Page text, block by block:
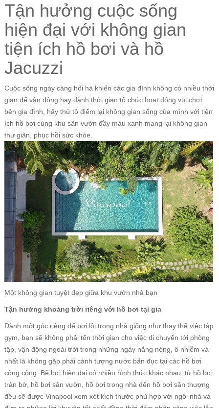
Tận hưởng cuộc sống
hiện đại với không gian
tiện ích hồ bơi và hồ
Jacuzzi
Cuộc sống ngày càng hối hả khiến các gia đình không có nhiều thời
gian để vận động hay dành thời gian tổ chức hoạt động vui chơi
bên gia đình, hãy thử tô điểm lại không gian sống của mình với tiện
ích hồ bơi cùng khu sân vườn đầy màu xanh mang lại không gian
thư giãn, phục hồi sức khỏe.
Một không gian tuyệt đẹp giữa khu vườn nhà bạn
Tận hưởng khoảng trời riêng với hồ bơi tại gia
Dành một góc riêng để bơi lội trong nhà giống như thay thế việc tập
gym, bạn sẽ không phải tốn thời gian cho việc di chuyển tới phòng
tập, vận động ngoài trời trong những ngày nắng nóng, ô nhiễm và
nhất là không gặp phải cảnh tượng nước bẩn đục tại các hồ bơi
công cộng. Bể bơi hiện đại có nhiều hình thức khác nhau, từ hồ bơi
tràn bờ, hồ bơi sân vườn, hồ bơi trong nhà đến hồ bơi sân thượng
đều sẽ được Vinapool xem xét kích thước phù hợp với ngôi nhà và